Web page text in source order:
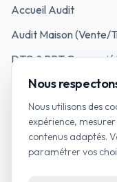
Accueil Audit
Audit Maison (Vente/
DTG & PPT
Mon
Simulateurs d'Aides
Contacter un
Nous
Nous utilisons des
expérience,
contenus adaptés.
paramétrer vos